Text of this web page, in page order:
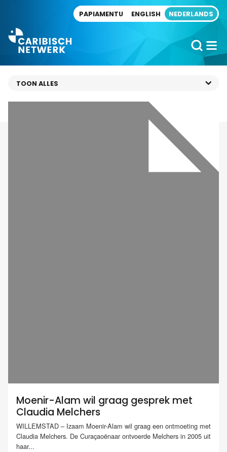
PAPIAMENTU ENGLISH NEDERLANDS
Moenir-Alam wil graag gesprek met
Claudia Melchers
WILLEMSTAD – Izaam Moenir-Alam wil graag een ontmoeting met
Claudia Melchers. De Curaçaoënaar ontvoerde Melchers in 2005 uit
haar...